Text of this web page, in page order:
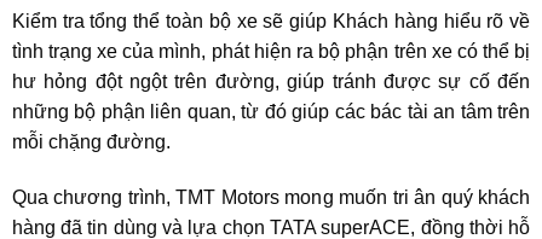
Kiểm tra tổng thể toàn bộ xe sẽ giúp Khách hàng hiểu rõ về
tình trạng xe của mình, phát hiện ra bộ phận trên xe có thể bị
hư hỏng đột ngột trên đường, giúp tránh được sự cố đến
những bộ phận liên quan, từ đó giúp các bác tài an tâm trên
mỗi chặng đường.
Qua chương trình, TMT Motors mong muốn tri ân quý khách
hàng đã tin dùng và lựa chọn TATA superACE, đồng thời hỗ